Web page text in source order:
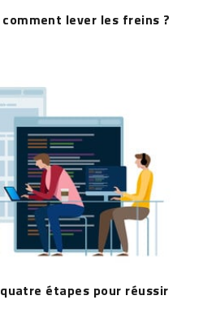
lever les freins ?
étapes pour réussir